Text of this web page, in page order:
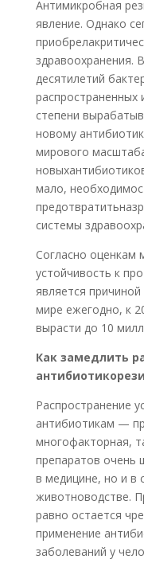
Антимикробная
явление. Однако
здравоохранения.
десятилетий
распространенных
степени
новому
мирового
мало,
системы
Согласно оценкам
устойчивость к
является
мире ежегодно, к
вырасти до 10
Как замедлить
Распространение
антибиотикам —
многофакторная,
препаратов очень
в медицине, но и в
животноводстве.
равно остается
применение
заболеваний у